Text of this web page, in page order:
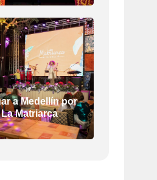
a Medellín por
La Matriarca